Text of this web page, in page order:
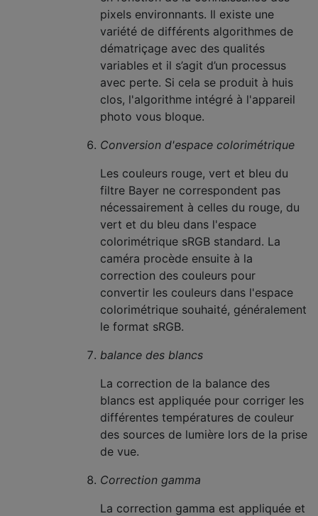
pixels environnants. Il existe une
variété de différents algorithmes de
dématriçage avec des qualités
variables et il s’agit d’un processus
avec perte. Si cela se produit à huis
clos, l'algorithme intégré à l'appareil
photo vous bloque.
Conversion d'espace colorimétrique
Les couleurs rouge, vert et bleu du
filtre Bayer ne correspondent pas
nécessairement à celles du rouge, du
vert et du bleu dans l'espace
colorimétrique sRGB standard. La
caméra procède ensuite à la
correction des couleurs pour
convertir les couleurs dans l'espace
colorimétrique souhaité, généralement
le format sRGB.
balance des blancs
La correction de la balance des
blancs est appliquée pour corriger les
différentes températures de couleur
des sources de lumière lors de la prise
de vue.
Correction gamma
La correction gamma est appliquée et